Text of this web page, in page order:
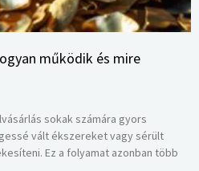
működik és mire
sokak számára gyors
vált ékszereket vagy sérült
Ez a folyamat azonban több